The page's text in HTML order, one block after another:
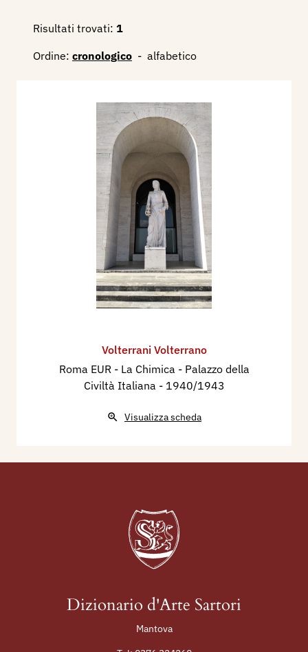
Risultati trovati: 1
Ordine: cronologico - alfabetico
Volterrani Volterrano
Roma EUR - La Chimica - Palazzo della
Civiltà Italiana - 1940/1943
Visualizza scheda
Dizionario d'Arte Sartori
Mantova